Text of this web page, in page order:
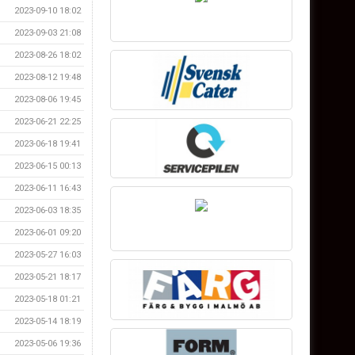
2023-09-10 18:02
2023-09-03 21:08
2023-08-26 18:02
2023-08-12 19:48
2023-08-06 19:45
2023-06-21 22:25
2023-06-18 19:41
2023-06-15 00:13
2023-06-11 16:43
2023-06-03 18:35
2023-06-01 09:20
2023-05-27 16:03
2023-05-21 18:17
2023-05-18 01:21
2023-05-14 18:19
2023-05-06 19:36